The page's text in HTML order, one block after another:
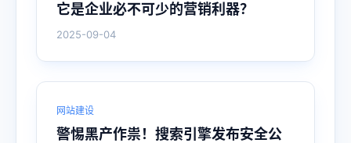
它是企业必不可少的营销利器？
2025-09-04
网站建设
警惕黑产作祟！搜索引擎发布安全公